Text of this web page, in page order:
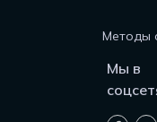
Методы
Мы в